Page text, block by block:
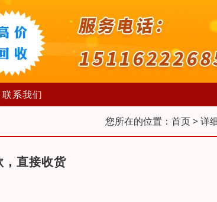
联系我们
您所在的位置： 首页> 详
，直接收货